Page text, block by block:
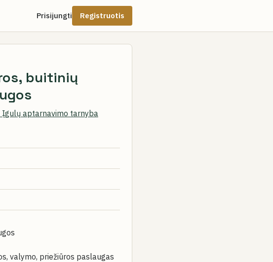
Prisijungti Registruotis
buitinių
Įgulų aptarnavimo tarnyba
valymo, priežiūros paslaugas